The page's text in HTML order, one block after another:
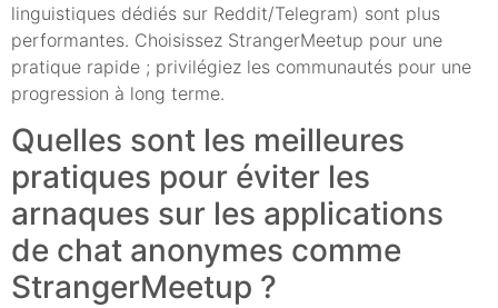
linguistiques dédiés sur Reddit/Telegram) sont plus
performantes. Choisissez StrangerMeetup pour une
pratique rapide ; privilégiez les communautés pour une
progression à long terme.
Quelles sont les meilleures
pratiques pour éviter les
arnaques sur les applications
de chat anonymes comme
StrangerMeetup ?